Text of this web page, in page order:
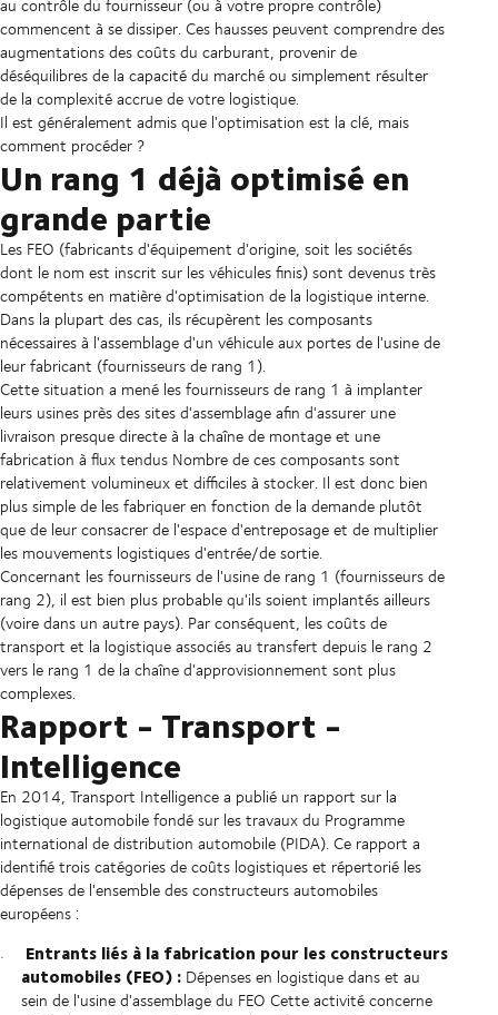
au contrôle du fournisseur (ou à votre propre contrôle)
commencent à se dissiper. Ces hausses peuvent comprendre des
augmentations des coûts du carburant, provenir de
déséquilibres de la capacité du marché ou simplement résulter
de la complexité accrue de votre logistique.
Il est généralement admis que l'optimisation est la clé, mais
comment procéder ?
Un rang 1 déjà optimisé en
grande partie
Les FEO (fabricants d'équipement d'origine, soit les sociétés
dont le nom est inscrit sur les véhicules finis) sont devenus très
compétents en matière d'optimisation de la logistique interne.
Dans la plupart des cas, ils récupèrent les composants
nécessaires à l'assemblage d'un véhicule aux portes de l'usine de
leur fabricant (fournisseurs de rang 1).
Cette situation a mené les fournisseurs de rang 1 à implanter
leurs usines près des sites d'assemblage afin d'assurer une
livraison presque directe à la chaîne de montage et une
fabrication à flux tendus Nombre de ces composants sont
relativement volumineux et difficiles à stocker. Il est donc bien
plus simple de les fabriquer en fonction de la demande plutôt
que de leur consacrer de l'espace d'entreposage et de multiplier
les mouvements logistiques d'entrée/de sortie.
Concernant les fournisseurs de l'usine de rang 1 (fournisseurs de
rang 2), il est bien plus probable qu'ils soient implantés ailleurs
(voire dans un autre pays). Par conséquent, les coûts de
transport et la logistique associés au transfert depuis le rang 2
vers le rang 1 de la chaîne d'approvisionnement sont plus
complexes.
Rapport - Transport -
Intelligence
En 2014, Transport Intelligence a publié un rapport sur la
logistique automobile fondé sur les travaux du Programme
international de distribution automobile (PIDA). Ce rapport a
identifié trois catégories de coûts logistiques et répertorié les
dépenses de l'ensemble des constructeurs automobiles
européens :
Entrants liés à la fabrication pour les constructeurs
automobiles (FEO) :Dépenses en logistique dans et au
sein de l'usine d'assemblage du FEO Cette activité concerne